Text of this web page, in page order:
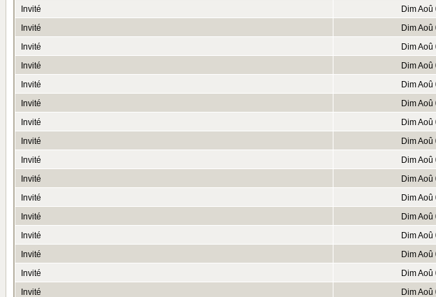
Invité
Dim
Invité
Dim
Invité
Dim
Invité
Dim
Invité
Dim
Invité
Dim
Invité
Dim
Invité
Dim
Invité
Dim
Invité
Dim
Invité
Dim
Invité
Dim
Invité
Dim
Invité
Dim
Invité
Dim
Invité
Dim